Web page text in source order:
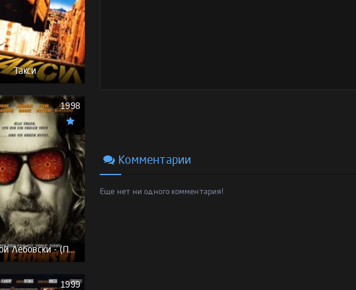
Такси
Большой Лебовски - (Перевод Гоблина)
1998
1999
Комментарии
Еще нет ни одного комментария!